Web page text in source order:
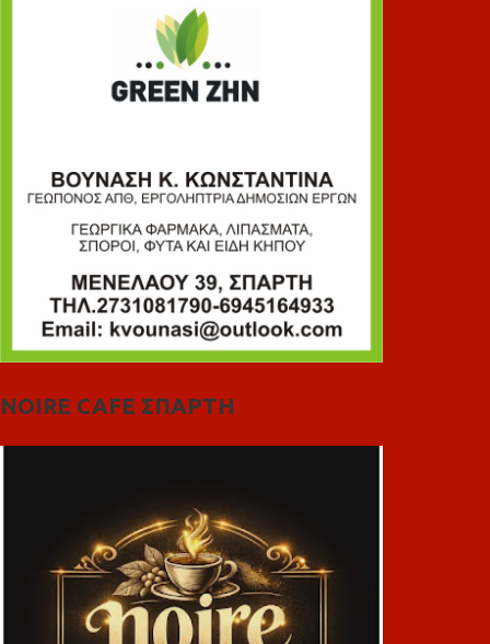
NOIRE CAFE ΣΠΑΡΤΗ